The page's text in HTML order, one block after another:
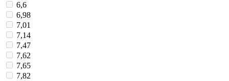
6,6
6,98
7,01
7,14
7,47
7,62
7,65
7,82